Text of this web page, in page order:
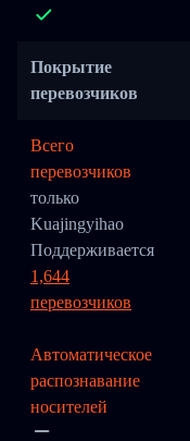
Покрытие
перевозчиков
Всего
перевозчиков
только
Kuajingyihao
Поддерживается
1,644
перевозчиков
Автоматическое
распознавание
носителей